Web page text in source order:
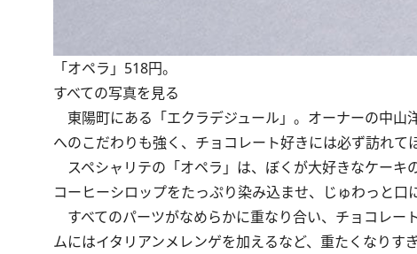
「オペラ」518円。
すべての写真を見る
東陽町にある「エクラデジュール」。オーナーの中山
へのこだわりも強く、チョコレート好きには必ず訪れて
スペシャリテの「オペラ」は、ぼくが大好きなケーキ
コーヒーシロップをたっぷり染み込ませ、じゅわっと口
すべてのパーツがなめらかに重なり合い、チョコレ
ムにはイタリアンメレンゲを加えるなど、重たくなり